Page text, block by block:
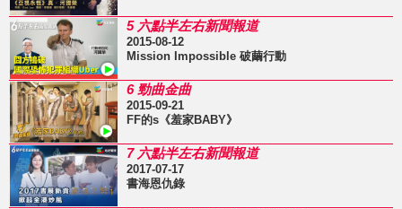
5 六點半左右新聞報道
2015-08-12
Mission Impossible 破繭行動
6 勁曲金曲
2015-09-21
FF的s《羞家BABY》
7 六點半左右新聞報道
2017-07-17
書海恩仇錄